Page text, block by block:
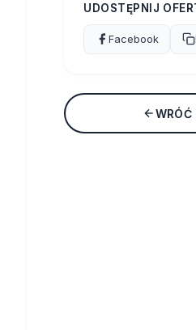
UDOSTĘPNIJ
Facebook
WRÓĆ